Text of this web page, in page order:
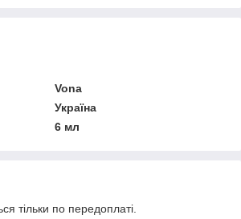
Vona
Україна
6 мл
тільки по передоплаті.